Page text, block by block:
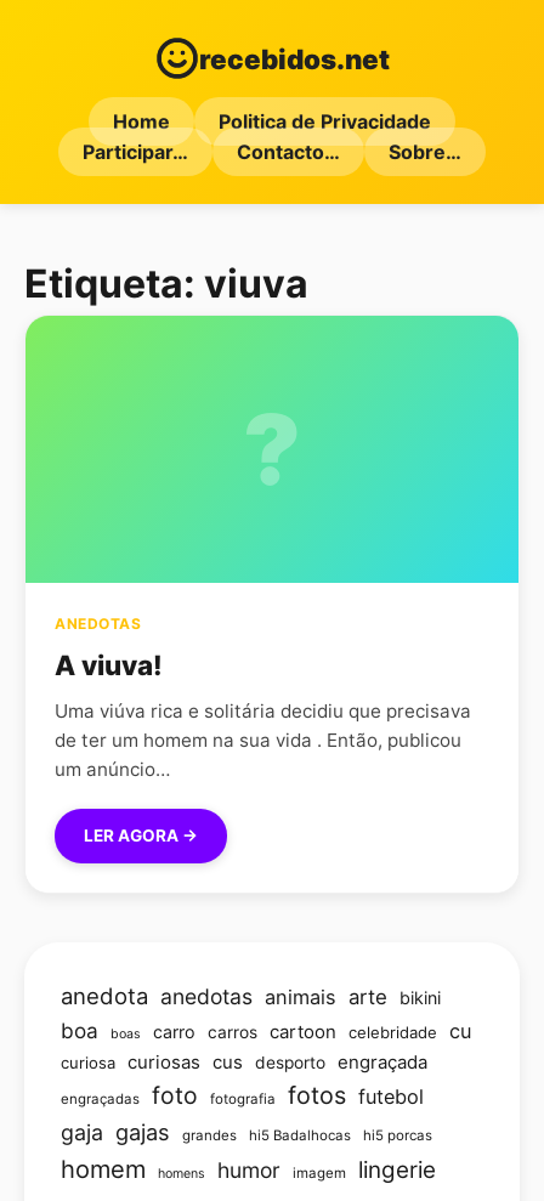
recebidos.net
Home
Politica de Privacidade
Participar…
Contacto… Sobre…
Etiqueta: viuva
?
ANEDOTAS
A viuva!
Uma viúva rica e solitária decidiu que precisava
de ter um homem na sua vida . Então, publicou
um anúncio…
LER AGORA →
anedota anedotas animais arte bikini
boa boas carro carros cartoon celebridade cu
curiosa curiosas cus desporto engraçada
engraçadas foto fotografia fotos futebol
gaja gajas grandes hi5 Badalhocas hi5 porcas
homem homens humor imagem lingerie